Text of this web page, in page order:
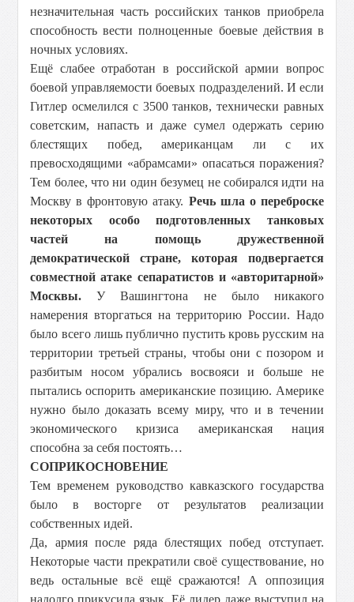
незначительная часть российских танков приобрела
способность вести полноценные боевые действия в
ночных условиях.
Ещё слабее отработан в российской армии вопрос
боевой управляемости боевых подразделений. И если
Гитлер осмелился с 3500 танков, технически равных
советским, напасть и даже сумел одержать серию
блестящих побед, американцам ли с их
превосходящими «абрамсами» опасаться поражения?
Тем более, что ни один безумец не собирался идти на
Москву в фронтовую атаку. Речь шла о переброске
некоторых особо подготовленных танковых
частей на помощь дружественной
демократической стране, которая подвергается
совместной атаке сепаратистов и «авторитарной»
Москвы. У Вашингтона не было никакого
намерения вторгаться на территорию России. Надо
было всего лишь публично пустить кровь русским на
территории третьей страны, чтобы они с позором и
разбитым носом убрались восвояси и больше не
пытались оспорить американские позицию. Америке
нужно было доказать всему миру, что и в течении
экономического кризиса американская нация
способна за себя постоять…
СОПРИКОСНОВЕНИЕ
Тем временем руководство кавказского государства
было в восторге от результатов реализации
собственных идей.
Да, армия после ряда блестящих побед отступает.
Некоторые части прекратили своё существование, но
ведь остальные всё ещё сражаются! А оппозиция
надолго прикусила язык. Её лидер даже выступил на